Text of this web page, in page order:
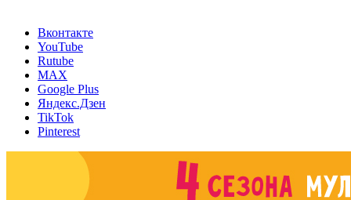
Вконтакте
YouTube
Rutube
MAX
Google Plus
Яндекс.Дзен
TikTok
Pinterest